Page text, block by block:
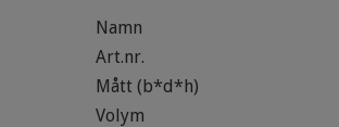
Namn
Art.nr.
Mått (b*d*h)
Volym